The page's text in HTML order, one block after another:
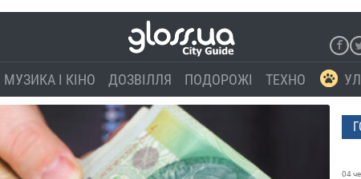
МУЗИКА І КІНО ДОЗВІЛЛЯ ПОДОРОЖІ ТЕХНО
04